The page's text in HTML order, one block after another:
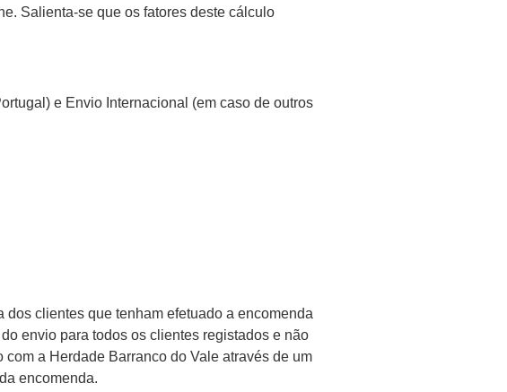
Salienta-se que os fatores deste cálculo
e Envio Internacional (em caso de outros
clientes que tenham efetuado a encomenda
envio para todos os clientes registados e não
a Herdade Barranco do Vale através de um
encomenda.